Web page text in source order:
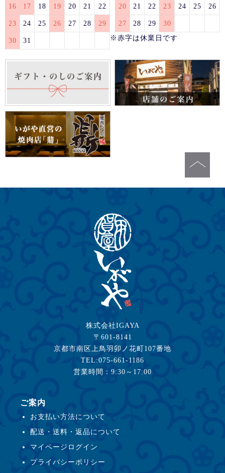
16 17 18 19 20 21 22
23 24 25 26 27 28 29
30 31
20 21 22 23 24 25 26
27 28 29
30
※赤字は休業日です
株式会社IGAYA
〒601-8141
京都市南区上鳥羽卯ノ花町107番地
TEL:075-661-1186
営業時間：9:30～17:00
ご案内
お支払い方法について
配送・送料・返品について
マイページログイン
プライバシーポリシー